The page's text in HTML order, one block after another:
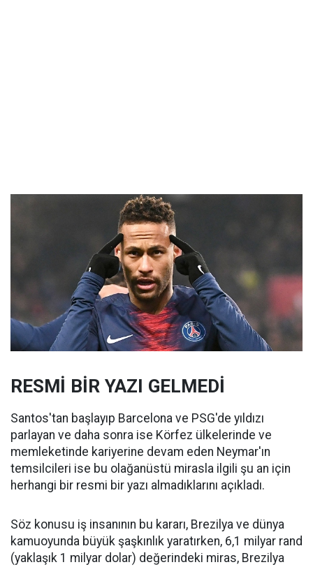
RESMİ BİR YAZI GELMEDİ
Santos'tan başlayıp Barcelona ve PSG'de yıldızı
parlayan ve daha sonra ise Körfez ülkelerinde ve
memleketinde kariyerine devam eden Neymar'ın
temsilcileri ise bu olağanüstü mirasla ilgili şu an için
herhangi bir resmi bir yazı almadıklarını açıkladı.
Söz konusu iş insanının bu kararı, Brezilya ve dünya
kamuoyunda büyük şaşkınlık yaratırken, 6,1 milyar rand
(yaklaşık 1 milyar dolar) değerindeki miras, Brezilya